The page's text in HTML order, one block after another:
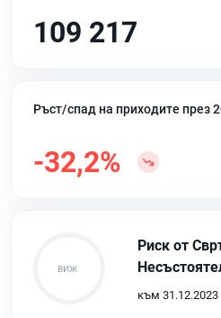
109 217
Ръст/спад на приходите през
-32,2%
Риск от
към 31.12.2023